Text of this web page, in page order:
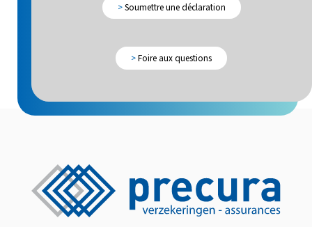
>Soumettre une déclaration
>Foire aux questions